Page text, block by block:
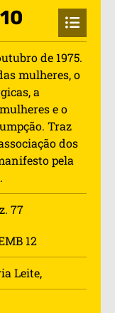
de 1975.
mulheres, o
a
e o
Traz
dos
pela
77
12
Leite,